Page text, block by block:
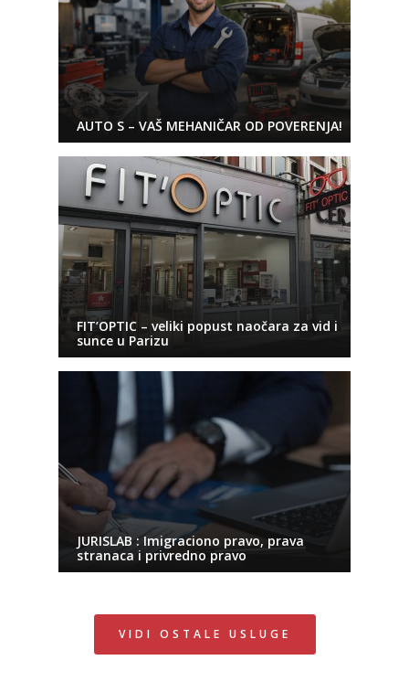
AUTO S – VAŠ MEHANIČAR OD POVERENJA!
FIT’OPTIC – veliki popust naočara za vid i
sunce u Parizu
JURISLAB : Imigraciono pravo, prava
stranaca i privredno pravo
VIDI OSTALE USLUGE